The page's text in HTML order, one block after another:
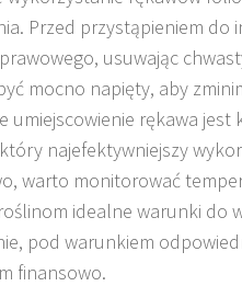
Przed przystąpieniem do
usuwając
mocno napięty, aby
umiejscowienie rękawa
najefektywniejszy
warto monitorować
idealne warunki do
pod warunkiem
finansowo.